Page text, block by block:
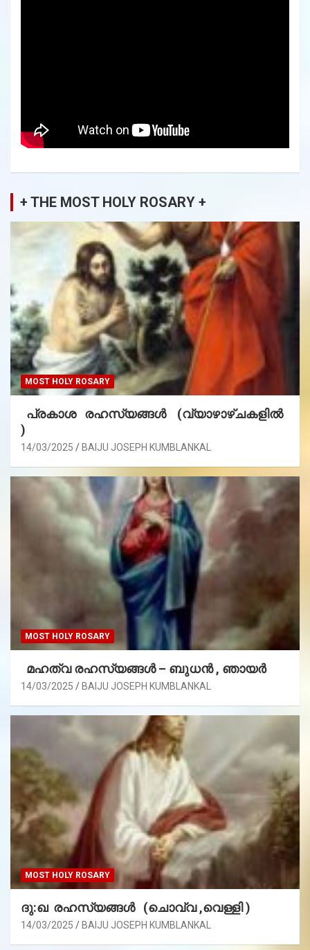
+ THE MOST HOLY ROSARY +
MOST HOLY ROSARY
പ്രകാശ രഹസ്യങ്ങൾ (വ്യാഴാഴ്ചകളിൽ
)
14/03/2025 BAIJU JOSEPH KUMBLANKAL
MOST HOLY ROSARY
മഹത്വ രഹസ്യങ്ങള്‍ – ബുധൻ , ഞായർ
14/03/2025 BAIJU JOSEPH KUMBLANKAL
MOST HOLY ROSARY
ദു:ഖ രഹസ്യങ്ങൾ (ചൊവ്വ ,വെള്ളി )
14/03/2025 BAIJU JOSEPH KUMBLANKAL